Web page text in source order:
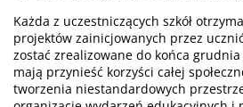
Każda z uczestniczących szkół
projektów zainicjowanych przez
zostać zrealizowane do końca
mają przynieść korzyści całej
tworzenia niestandardowych